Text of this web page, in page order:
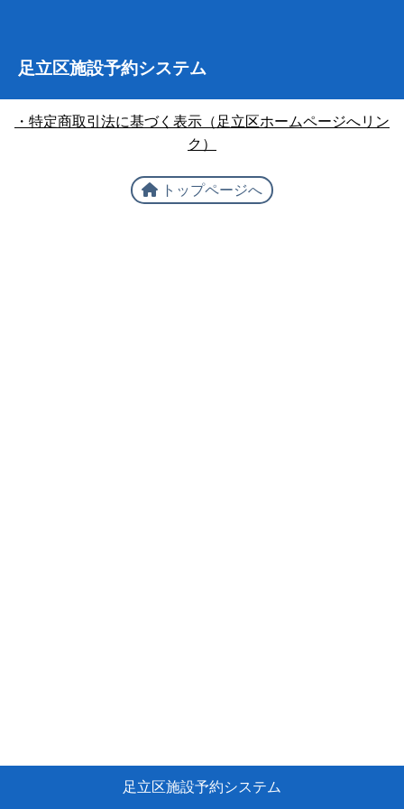
足立区施設予約システム
・特定商取引法に基づく表示（足立区ホームページへリン
ク）
トップページへ
足立区施設予約システム